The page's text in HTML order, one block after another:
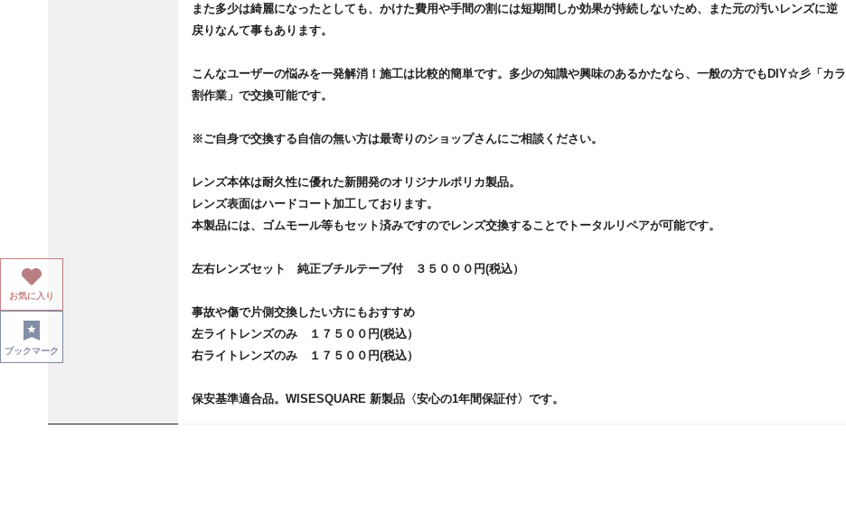
また多少は綺麗になったとしても、かけた費用や手間の割には短期間しか効果が持続しないため、また元の汚いレンズに逆
戻りなんて事もあります。
こんなユーザーの悩みを一発解消！施工は比較的簡単です。多少の知識や興味のあるかたなら、一般の方でもDIY☆彡「カラ
割作業」で交換可能です。
※ご自身で交換する自信の無い方は最寄りのショップさんにご相談ください。
レンズ本体は耐久性に優れた新開発のオリジナルポリカ製品。
レンズ表面はハードコート加工しております。
本製品には、ゴムモール等もセット済みですのでレンズ交換することでトータルリペアが可能です。
左右レンズセット 純正ブチルテープ付 ３５０００円(税込）
事故や傷で片側交換したい方にもおすすめ
左ライトレンズのみ １７５００円(税込）
右ライトレンズのみ １７５００円(税込）
保安基準適合品。WISESQUARE 新製品〈安心の1年間保証付〉です。
お気に入り
ブックマーク